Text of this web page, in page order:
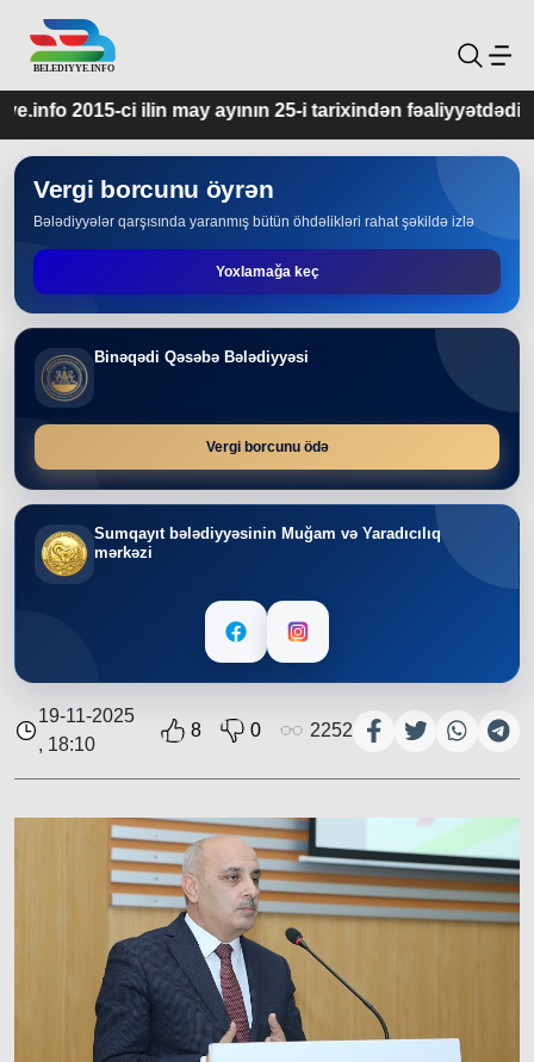
ayının 25-i tarixindən fəaliyyətdədir.
Vergi borcunu öyrən
Bələdiyyələr qarşısında yaranmış bütün öhdəlikləri rahat şəkildə izlə
Yoxlamağa keç
Binəqədi Qəsəbə Bələdiyyəsi
Vergi borcunu ödə
Sumqayıt bələdiyyəsinin Muğam və Yaradıcılıq
mərkəzi
19-11-2025
, 18:10
8 0 2252